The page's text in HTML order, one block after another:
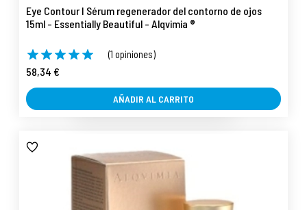
Eye Contour I Sérum regenerador del contorno de ojos
15ml - Essentially Beautiful - Alqvimia ®
(1 opiniones)
58,34 €
AÑADIR AL CARRITO